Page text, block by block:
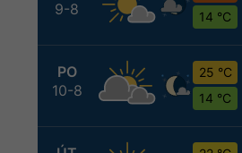
9-8
14 °C
PO
10-8
25 °C
14 °C